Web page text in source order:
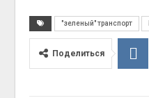
"зеленый" транспорт
Поделиться